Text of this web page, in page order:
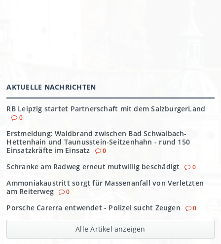
AKTUELLE NACHRICHTEN
RB Leipzig startet Partnerschaft mit dem SalzburgerLand
0
Erstmeldung: Waldbrand zwischen Bad Schwalbach-
Hettenhain und Taunusstein-Seitzenhahn - rund 150
Einsatzkräfte im Einsatz
0
Schranke am Radweg erneut mutwillig beschädigt 0
Ammoniakaustritt sorgt für Massenanfall von Verletzten
am Reiterweg
0
Porsche Carerra entwendet - Polizei sucht Zeugen 0
Alle Artikel anzeigen